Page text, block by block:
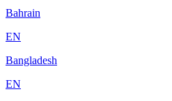
Bahrain
EN
Bangladesh
EN